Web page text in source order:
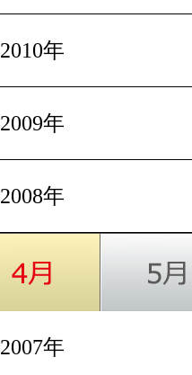
2010年
2009年
2008年
2007年